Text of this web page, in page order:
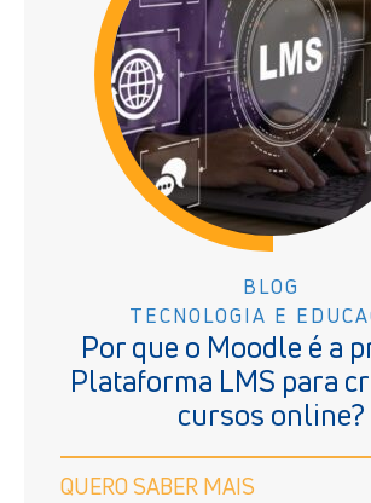
BLOG
TECNOLOGIA E
Por que o Moodle é a
Plataforma LMS para
cursos online?
QUERO SABER MAIS